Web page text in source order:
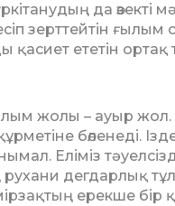
да өзекті
зерттейтін ғылым
қасиет ететін
жолы – ауыр жол.
бөленеді.
Еліміз
дегдарлық
ерекше бір